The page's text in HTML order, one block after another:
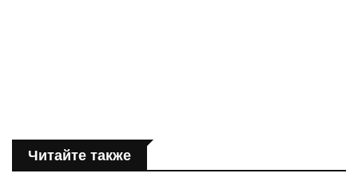
Читайте также